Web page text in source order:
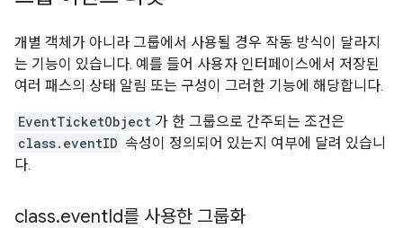
개별 객체가 아니라 그룹에서 사용될 경우 작동 방식이 달라지
는 기능이 있습니다. 예를 들어 사용자 인터페이스에서 저장된
여러 패스의 상태 알림 또는 구성이 그러한 기능에 해당합니다.
EventTicketObject 가 한 그룹으로 간주되는 조건은
class.eventID 속성이 정의되어 있는지 여부에 달려 있습니
다.
class.eventId를 사용한 그룹화